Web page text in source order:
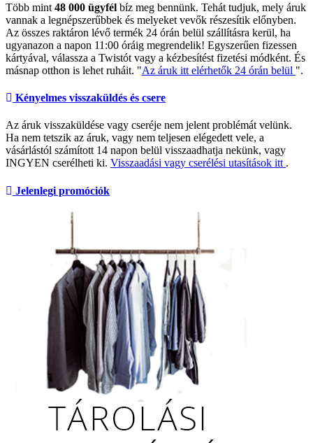
Több mint 48 000 ügyfél bíz meg bennünk. Tehát tudjuk, mely áruk
vannak a legnépszerűbbek és melyeket vevők részesítik előnyben.
Az összes raktáron lévő termék 24 órán belül szállításra kerül, ha
ugyanazon a napon 11:00 óráig megrendelik! Egyszerűen fizessen
kártyával, válassza a Twistót vagy a kézbesítést fizetési módként. És
másnap otthon is lehet ruháit. "Az áruk itt elérhetők 24 órán belül ".
Kényelmes visszaküldés és csere
Az áruk visszaküldése vagy cseréje nem jelent problémát velünk.
Ha nem tetszik az áruk, vagy nem teljesen elégedett vele, a
vásárlástól számított 14 napon belül visszaadhatja nekünk, vagy
INGYEN cserélheti ki. Visszaadási vagy cserélési utasítások itt .
Jelenlegi promóciók